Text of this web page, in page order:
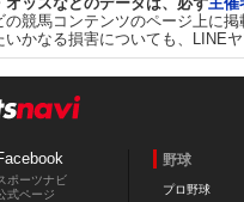
の競馬コンテンツのページ上に
いかなる損害についても、LINE
ポーツナビ
式ページ
野球
プロ野球